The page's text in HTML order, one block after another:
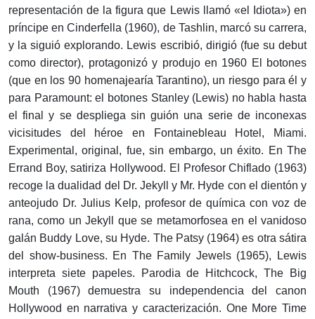
representación de la figura que Lewis llamó «el Idiota») en
príncipe en Cinderfella (1960), de Tashlin, marcó su carrera,
y la siguió explorando. Lewis escribió, dirigió (fue su debut
como director), protagonizó y produjo en 1960 El botones
(que en los 90 homenajearía Tarantino), un riesgo para él y
para Paramount: el botones Stanley (Lewis) no habla hasta
el final y se despliega sin guión una serie de inconexas
vicisitudes del héroe en Fontainebleau Hotel, Miami.
Experimental, original, fue, sin embargo, un éxito. En The
Errand Boy, satiriza Hollywood. El Profesor Chiflado (1963)
recoge la dualidad del Dr. Jekyll y Mr. Hyde con el dientón y
anteojudo Dr. Julius Kelp, profesor de química con voz de
rana, como un Jekyll que se metamorfosea en el vanidoso
galán Buddy Love, su Hyde. The Patsy (1964) es otra sátira
del show-business. En The Family Jewels (1965), Lewis
interpreta siete papeles. Parodia de Hitchcock, The Big
Mouth (1967) demuestra su independencia del canon
Hollywood en narrativa y caracterización. One More Time